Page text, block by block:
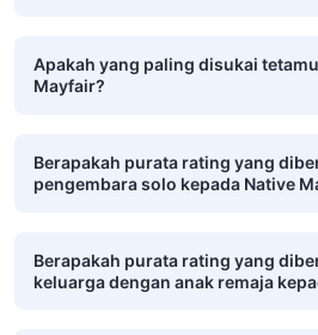
Apakah yang paling disukai
Mayfair?
Berapakah purata rating yang
pengembara solo kepada Native
Berapakah purata rating yang
keluarga dengan anak remaja